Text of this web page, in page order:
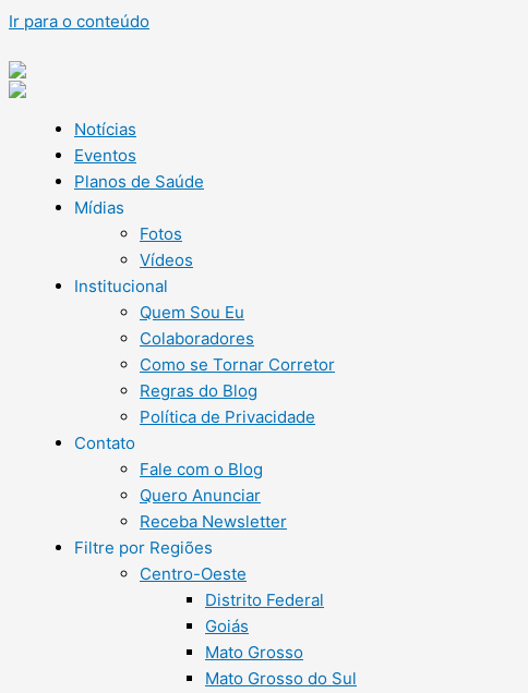
Ir para o conteúdo
Notícias
Eventos
Planos de Saúde
Mídias
Fotos
Vídeos
Institucional
Quem Sou Eu
Colaboradores
Como se Tornar Corretor
Regras do Blog
Política de Privacidade
Contato
Fale com o Blog
Quero Anunciar
Receba Newsletter
Filtre por Regiões
Centro-Oeste
Distrito Federal
Goiás
Mato Grosso
Mato Grosso do Sul